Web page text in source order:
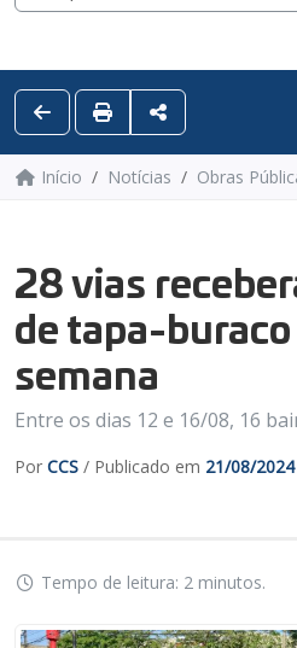
Início Notícias Obras
28 vias
de tapa-
semana
Entre os dias 12 e 16/08, 16
Por CCS / Publicado em 21/08/2024
Tempo de leitura: 2 minutos.